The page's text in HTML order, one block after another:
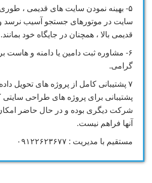
۵- بهینه نمودن سایت های قدیمی ،
سایت در موتورهای جستجو آسیب نرسد
قدیمی بالا ، همچنان در جایگاه خود بمانند.
۶- مشاوره ثبت دامین یا دامنه و هاست
گرامی.
۷ پشتیبانی کامل از پروژه های تحویل
پشتیبانی برای پروژه های طراحی
شرکت دیگری بوده و در حال حاضر
آنها فراهم نیست.
مستقیم با مدیریت : ۰۹۱۲۲۶۲۳۶۷۷